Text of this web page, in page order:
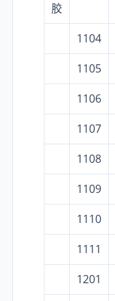
胶
1104
1105
1106
1107
1108
1109
1110
1111
1201